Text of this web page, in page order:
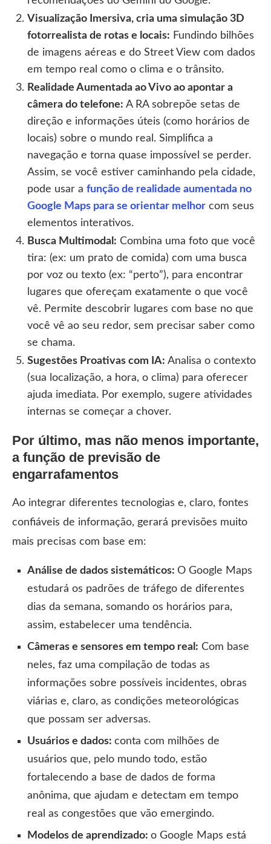
Visualização Imersiva, cria uma simulação 3D
fotorrealista de rotas e locais: Fundindo bilhões
de imagens aéreas e do Street View com dados
em tempo real como o clima e o trânsito.
Realidade Aumentada ao Vivo ao apontar a
câmera do telefone: A RA sobrepõe setas de
direção e informações úteis (como horários de
locais) sobre o mundo real. Simplifica a
navegação e torna quase impossível se perder.
Assim, se você estiver caminhando pela cidade,
pode usar a função de realidade aumentada no
Google Maps para se orientar melhor com seus
elementos interativos.
Busca Multimodal: Combina uma foto que você
tira: (ex: um prato de comida) com uma busca
por voz ou texto (ex: “perto”), para encontrar
lugares que ofereçam exatamente o que você
vê. Permite descobrir lugares com base no que
você vê ao seu redor, sem precisar saber como
se chama.
Sugestões Proativas com IA: Analisa o contexto
(sua localização, a hora, o clima) para oferecer
ajuda imediata. Por exemplo, sugere atividades
internas se começar a chover.
Por último, mas não menos importante,
a função de previsão de
engarrafamentos
Ao integrar diferentes tecnologias e, claro, fontes
confiáveis de informação, gerará previsões muito
mais precisas com base em:
Análise de dados sistemáticos: O Google Maps
estudará os padrões de tráfego de diferentes
dias da semana, somando os horários para,
assim, estabelecer uma tendência.
Câmeras e sensores em tempo real: Com base
neles, faz uma compilação de todas as
informações sobre possíveis incidentes, obras
viárias e, claro, as condições meteorológicas
que possam ser adversas.
Usuários e dados: conta com milhões de
usuários que, pelo mundo todo, estão
fortalecendo a base de dados de forma
anônima, que ajudam e detectam em tempo
real as congestões que vão emergindo.
Modelos de aprendizado: o Google Maps está